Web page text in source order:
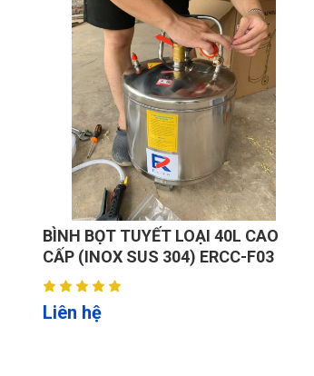
BÌNH BỌT TUYẾT LOẠI 40L CAO
CẤP (INOX SUS 304) ERCC-F03
Liên hệ